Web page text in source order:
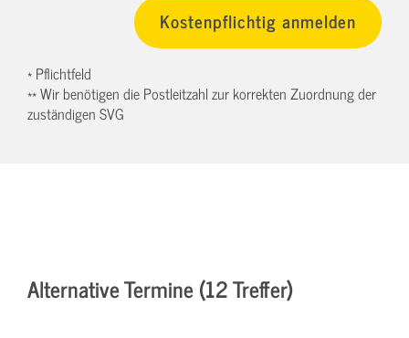
* Pflichtfeld
** Wir benötigen die Postleitzahl zur korrekten Zuordnung der
zuständigen SVG
Alternative Termine (12 Treffer)